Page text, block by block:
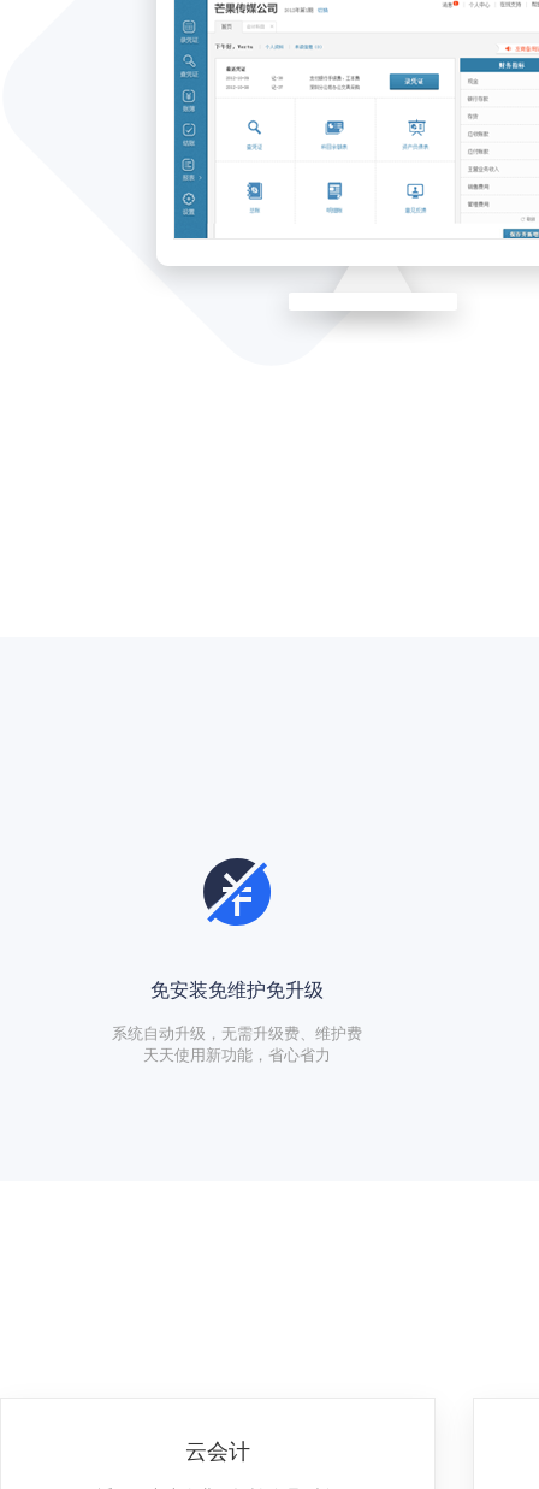
免安装免维护免升级
系统自动升级，无需升级费、维护费
天天使用新功能，省心省力
云会计